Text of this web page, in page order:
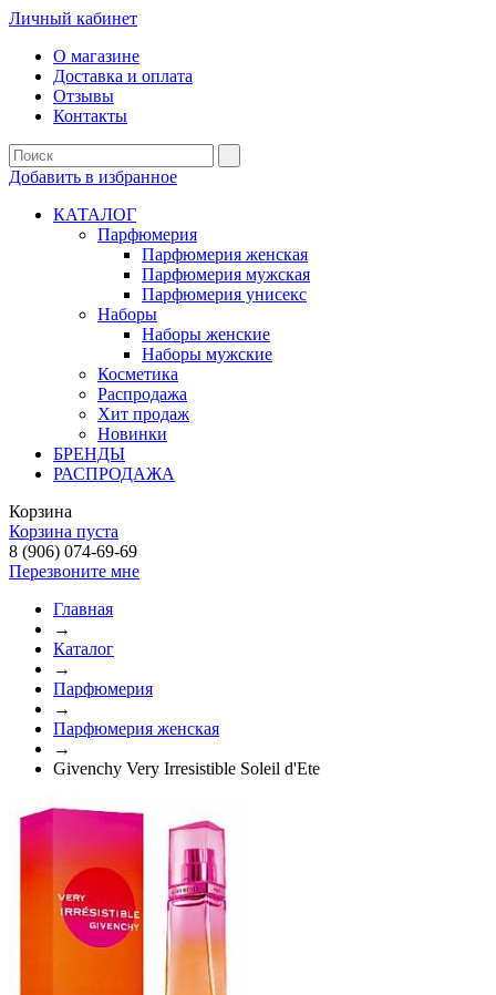
Личный кабинет
О магазине
Доставка и оплата
Отзывы
Контакты
Добавить в избранное
КАТАЛОГ
Парфюмерия
Парфюмерия женская
Парфюмерия мужская
Парфюмерия унисекс
Наборы
Наборы женские
Наборы мужские
Косметика
Распродажа
Хит продаж
Новинки
БРЕНДЫ
РАСПРОДАЖА
Корзина
Корзина пуста
8 (906) 074-69-69
Перезвоните мне
Главная
→
Каталог
→
Парфюмерия
→
Парфюмерия женская
→
Givenchy Very Irresistible Soleil d'Ete